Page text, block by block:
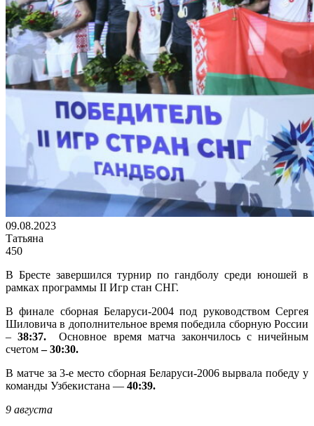
09.08.2023
Татьяна
450
В Бресте завершился турнир по гандболу среди юношей в
рамках программы II Игр стан СНГ.
В финале сборная Беларуси-2004 под руководством Сергея
Шиловича в дополнительное время победила сборную России
– 38:37.Основное время матча закончилось с ничейным
счетом– 30:30.
В матче за 3-е место сборная Беларуси-2006 вырвала победу у
команды Узбекистана — 40:39.
9 августа